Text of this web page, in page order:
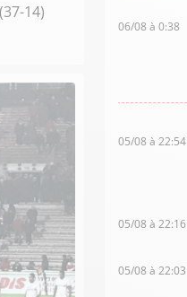
14)
06/08 à 0:38
05/08 à 22:54
05/08 à 22:16
05/08 à 22:03